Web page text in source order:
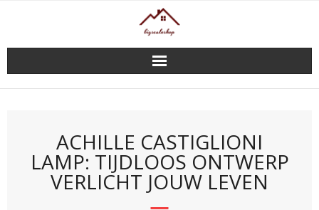
ACHILLE CASTIGLIONI
LAMP: TIJDLOOS ONTWERP
VERLICHT JOUW LEVEN